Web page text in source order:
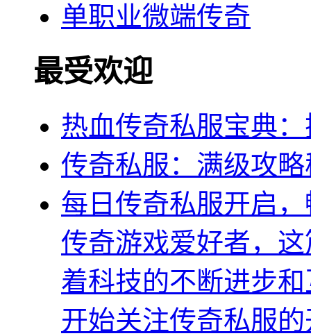
单职业微端传奇
最受欢迎
热血传奇私服宝典
传奇私服：满级攻
每日传奇私服开启
传奇游戏爱好者，
着科技的不断进步
开始关注传奇私服